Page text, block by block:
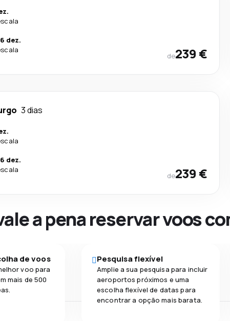
dez.
de239 €
3 dias
dez.
de239 €
a pena reservar voos
de voos
voo para
mais de 500
Pesquisa flexível
Amplie a sua pesquisa para incluir
aeroportos próximos e uma
escolha flexível de datas para
encontrar a opção mais barata.